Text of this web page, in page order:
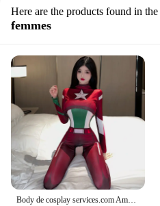
Here are the products found in the
femmes